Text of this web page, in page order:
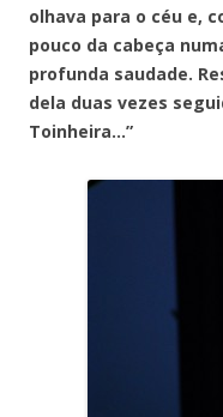
olhava para o céu e,
pouco da cabeça
profunda saudade.
dela duas vezes
Toinheira…”